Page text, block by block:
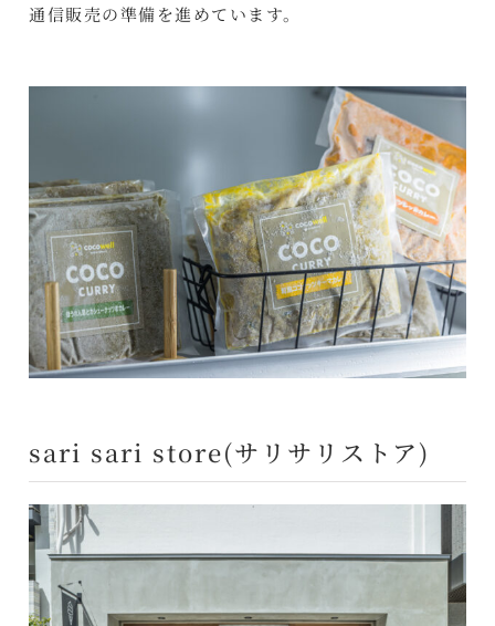
通信販売の準備を進めています。
sari sari store(サリサリストア)